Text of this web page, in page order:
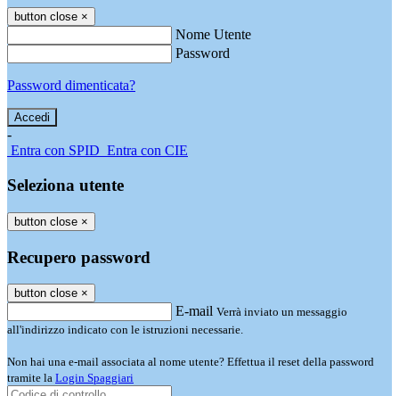
button close ×
Nome Utente
Password
Password dimenticata?
-
Entra con SPID Entra con CIE
Seleziona utente
button close ×
Recupero password
button close ×
E-mail Verrà inviato un messaggio
all'indirizzo indicato con le istruzioni necessarie.
Non hai una e-mail associata al nome utente? Effettua il reset della password
tramite la Login Spaggiari